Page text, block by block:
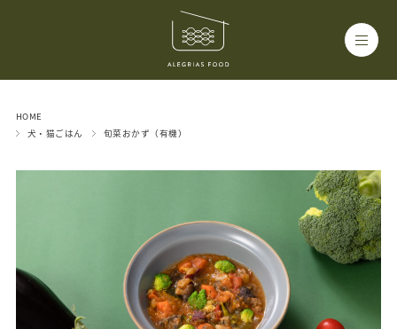
HOME
犬・猫ごはん
旬菜おかず（有機）